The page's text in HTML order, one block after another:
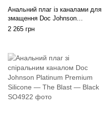
Анальний плаг із каналами для
змащення Doc Johnson
Platinum Premium Silicone —
2 265 грн